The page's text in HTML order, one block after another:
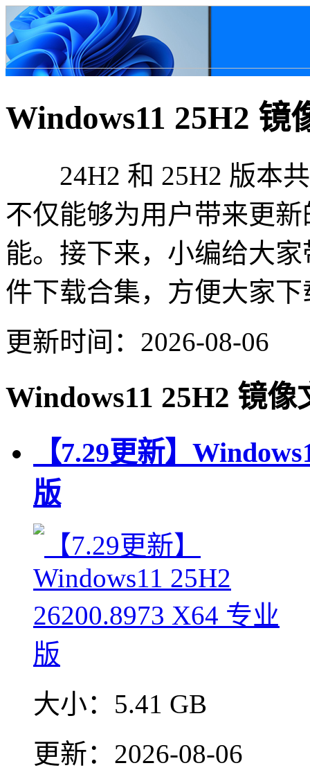
Windows11 25H2 镜
24H2 和 25H2 版本共
不仅能够为用户带来更
能。接下来，小编给大家
件下载合集，方便大家
更新时间：2026-08-06
Windows11 25H2 镜像
【7.29更新】
版
大小： 5.41 GB
更新： 2026-08-06